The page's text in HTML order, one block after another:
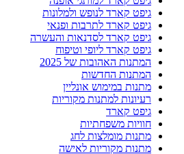
גיפט קארד לנופש ולמלונות
גיפט קארד לתרבות ופנאי
גיפט קארד לסדנאות והעשרה
גיפט קארד ליופי וטיפוח
המתנות האהובות של 2025
המתנות החדשות
מתנות במימוש אונליין
רעיונות למתנות מקוריות
גיפט קארד
חוויות משפחתיות
מתנות מומלצות לחג
מתנות מקוריות לאישה